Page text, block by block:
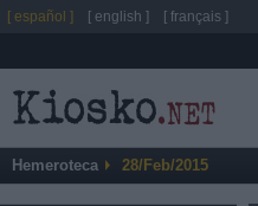
Hemeroteca 28/Feb/2015
[ español ] [ english ] [ français ]